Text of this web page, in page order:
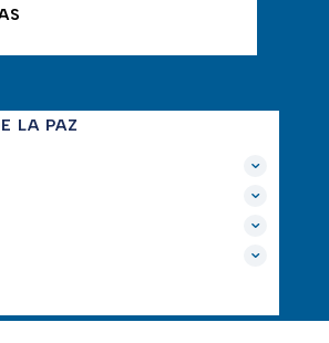
LA PAZ